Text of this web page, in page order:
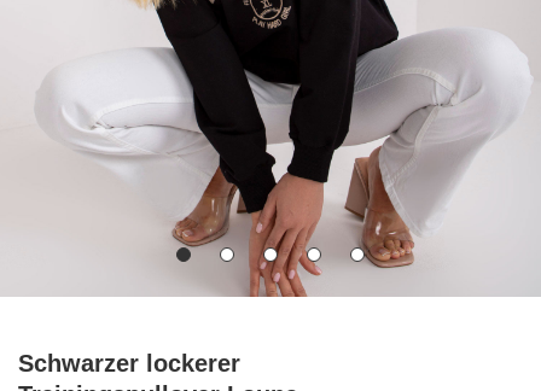
Schwarzer lockerer